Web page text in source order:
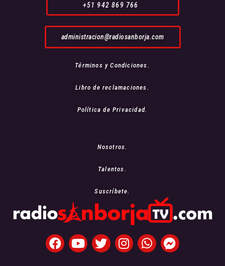
+51 942 869 766
administracion@radiosanborja.com
Términos y Condiciones.
Libro de reclamaciones.
Política de Privacidad.
Nosotros.
Talentos.
Suscríbete.